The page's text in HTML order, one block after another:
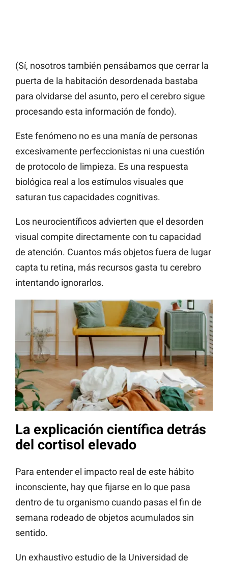
(Sí, nosotros también pensábamos que cerrar la
puerta de la habitación desordenada bastaba
para olvidarse del asunto, pero el cerebro sigue
procesando esta información de fondo).
Este fenómeno no es una manía de personas
excesivamente perfeccionistas ni una cuestión
de protocolo de limpieza. Es una respuesta
biológica real a los estímulos visuales que
saturan tus capacidades cognitivas.
Los neurocientíficos advierten que el desorden
visual compite directamente con tu capacidad
de atención. Cuantos más objetos fuera de lugar
capta tu retina, más recursos gasta tu cerebro
intentando ignorarlos.
La explicación científica detrás
del cortisol elevado
Para entender el impacto real de este hábito
inconsciente, hay que fijarse en lo que pasa
dentro de tu organismo cuando pasas el fin de
semana rodeado de objetos acumulados sin
sentido.
Un exhaustivo estudio de la Universidad de